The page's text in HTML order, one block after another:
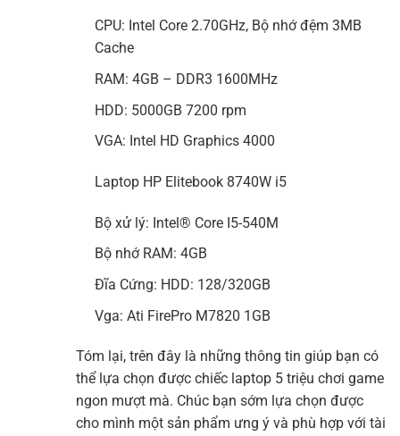
CPU: Intel Core 2.70GHz, Bộ nhớ đệm 3MB
Cache
RAM: 4GB – DDR3 1600MHz
HDD: 5000GB 7200 rpm
VGA: Intel HD Graphics 4000
Laptop HP Elitebook 8740W i5
Bộ xử lý: Intel® Core I5-540M
Bộ nhớ RAM: 4GB
Đĩa Cứng: HDD: 128/320GB
Vga: Ati FirePro M7820 1GB
Tóm lại, trên đây là những thông tin giúp bạn có
thể lựa chọn được chiếc laptop 5 triệu chơi game
ngon mượt mà. Chúc bạn sớm lựa chọn được
cho mình một sản phẩm ưng ý và phù hợp với tài